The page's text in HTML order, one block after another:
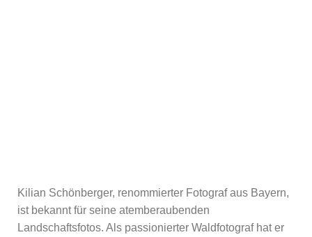
Kilian Schönberger, renommierter Fotograf aus Bayern,
ist bekannt für seine atemberaubenden
Landschaftsfotos. Als passionierter Waldfotograf hat er